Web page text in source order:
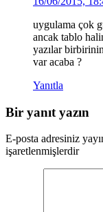
uygulama çok
ancak tablo
yazılar
var acaba ?
Yanıtla
Bir yanıt yazın
E-posta adresiniz
işaretlenmişlerdir